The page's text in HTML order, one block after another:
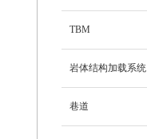
TBM
岩体结构加载系统
巷道